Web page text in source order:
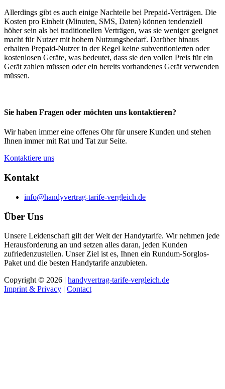
Allerdings gibt es auch einige Nachteile bei Prepaid-Verträgen. Die
Kosten pro Einheit (Minuten, SMS, Daten) können tendenziell
höher sein als bei traditionellen Verträgen, was sie weniger geeignet
macht für Nutzer mit hohem Nutzungsbedarf. Darüber hinaus
erhalten Prepaid-Nutzer in der Regel keine subventionierten oder
kostenlosen Geräte, was bedeutet, dass sie den vollen Preis für ein
Gerät zahlen müssen oder ein bereits vorhandenes Gerät verwenden
müssen.
Sie haben Fragen oder möchten uns kontaktieren?
Wir haben immer eine offenes Ohr für unsere Kunden und stehen
Ihnen immer mit Rat und Tat zur Seite.
Kontaktiere uns
Kontakt
info@handyvertrag-tarife-vergleich.de
Über Uns
Unsere Leidenschaft gilt der Welt der Handytarife. Wir nehmen jede
Herausforderung an und setzen alles daran, jeden Kunden
zufriedenzustellen. Unser Ziel ist es, Ihnen ein Rundum-Sorglos-
Paket und die besten Handytarife anzubieten.
Copyright © 2026 | handyvertrag-tarife-vergleich.de
Imprint & Privacy | Contact